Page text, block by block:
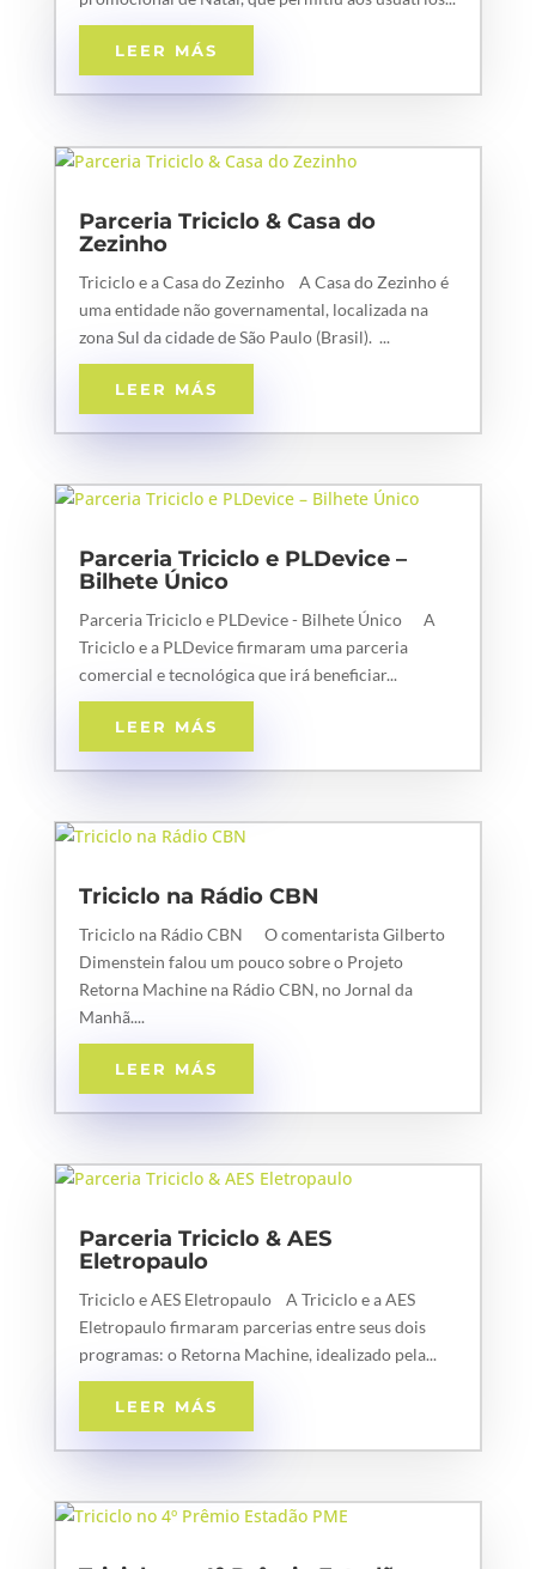
LEER MÁS
Parceria Triciclo & Casa do
Zezinho
Triciclo e a Casa do Zezinho A Casa do Zezinho é
uma entidade não governamental, localizada na
zona Sul da cidade de São Paulo (Brasil). ...
LEER MÁS
Parceria Triciclo e PLDevice –
Bilhete Único
Parceria Triciclo e PLDevice - Bilhete Único A
Triciclo e a PLDevice firmaram uma parceria
comercial e tecnológica que irá beneficiar...
LEER MÁS
Triciclo na Rádio CBN
Triciclo na Rádio CBN O comentarista Gilberto
Dimenstein falou um pouco sobre o Projeto
Retorna Machine na Rádio CBN, no Jornal da
Manhã....
LEER MÁS
Parceria Triciclo & AES
Eletropaulo
Triciclo e AES Eletropaulo A Triciclo e a AES
Eletropaulo firmaram parcerias entre seus dois
programas: o Retorna Machine, idealizado pela...
LEER MÁS